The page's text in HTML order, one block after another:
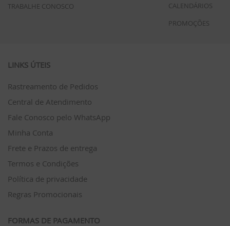
TRABALHE CONOSCO
CALENDÁRIOS
PROMOÇÕES
LINKS ÚTEIS
Rastreamento de Pedidos
Central de Atendimento
Fale Conosco pelo WhatsApp
Minha Conta
Frete e Prazos de entrega
Termos e Condições
Política de privacidade
Regras Promocionais
FORMAS DE PAGAMENTO